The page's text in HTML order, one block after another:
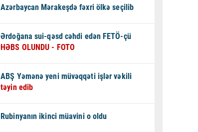
Azərbaycan Mərakeşdə fəxri ölkə seçilib
Ərdoğana sui-qəsd cəhdi edən FETÖ-çü
HƏBS OLUNDU - FOTO
ABŞ Yəmənə yeni müvəqqəti işlər vəkili
təyin edib
Rubinyanın ikinci müavini o oldu